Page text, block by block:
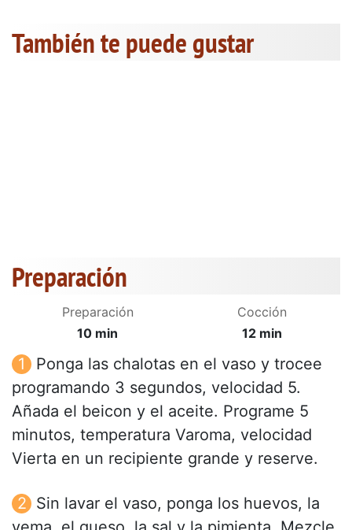
También te puede gustar
Preparación
Preparación
10 min
Cocción
12 min
Ponga las chalotas en el vaso y trocee
programando 3 segundos, velocidad 5.
Añada el beicon y el aceite. Programe 5
minutos, temperatura Varoma, velocidad
Vierta en un recipiente grande y reserve.
Sin lavar el vaso, ponga los huevos, la